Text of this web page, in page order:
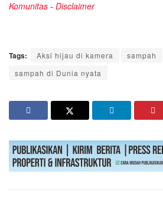
Komunitas - Disclaimer
Tags: Aksi hijau di kamera
sampah
sampah di Dunia nyata